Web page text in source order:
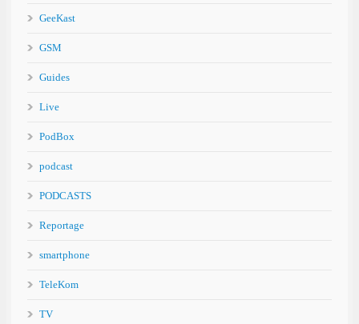
GeeKast
GSM
Guides
Live
PodBox
podcast
PODCASTS
Reportage
smartphone
TeleKom
TV